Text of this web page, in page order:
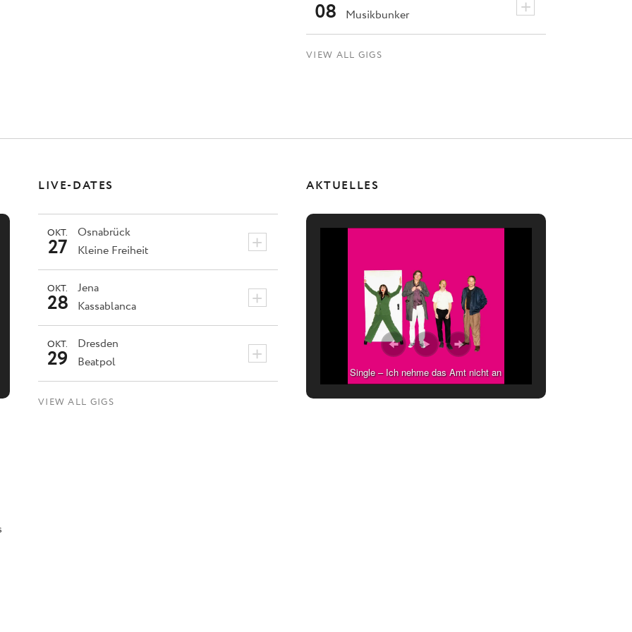
+
08 Musikbunker
VIEW ALL GIGS
LIVE-DATES
Osnabrück +
OKT.
27 Kleine Freiheit
Jena +
OKT.
28 Kassablanca
Dresden +
OKT.
29 Beatpol
VIEW ALL GIGS
AKTUELLES
Single – Ich nehme das Amt nicht an